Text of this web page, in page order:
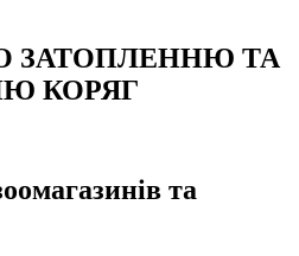
ЗАТОПЛЕННЮ ТА
КОРЯГ
та